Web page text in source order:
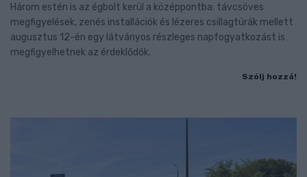
Három estén is az égbolt kerül a középpontba: távcsöves
megfigyelések, zenés installációk és lézeres csillagtúrák mellett
augusztus 12-én egy látványos részleges napfogyatkozást is
megfigyelhetnek az érdeklődők.
Szólj hozzá!